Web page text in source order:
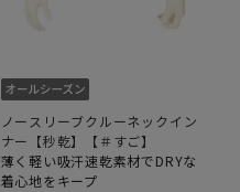
ノースリーブクルーネックイン
ナー【秒乾】【＃すご】
薄く軽い吸汗速乾素材でDRYな
着心地をキープ